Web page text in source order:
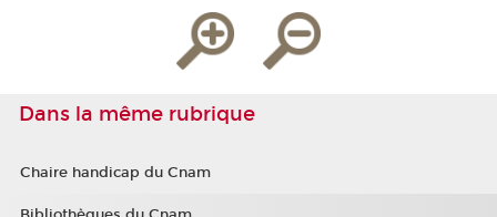
Dans la même rubrique
Chaire handicap du Cnam